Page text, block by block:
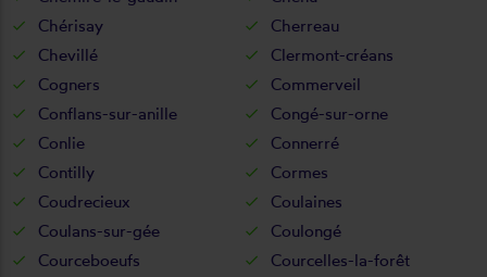
Chérisay
Cherreau
Chevillé
Clermont-créans
Cogners
Commerveil
Conflans-sur-anille
Congé-sur-orne
Conlie
Connerré
Contilly
Cormes
Coudrecieux
Coulaines
Coulans-sur-gée
Coulongé
Courceboeufs
Courcelles-la-forêt